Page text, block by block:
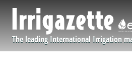
The leading International Irrigation
Navigation principale